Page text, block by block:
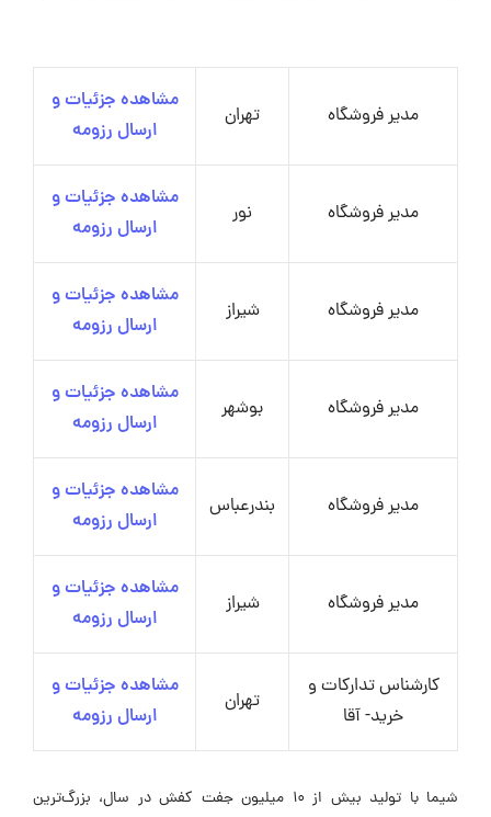
مدیر فروشگاه تهران
مشاهده جزئیات و
ارسال رزومه
مدیر فروشگاه نور
مشاهده جزئیات و
ارسال رزومه
مدیر فروشگاه شیراز
مشاهده جزئیات و
ارسال رزومه
مدیر فروشگاه بوشهر
مشاهده جزئیات و
ارسال رزومه
مدیر فروشگاه بندرعباس
مشاهده جزئیات و
ارسال رزومه
مدیر فروشگاه شیراز
مشاهده جزئیات و
ارسال رزومه
کارشناس تدارکات و
خرید- آقا
تهران
مشاهده جزئیات و
ارسال رزومه
شیما با تولید بیش از ۱۰ میلیون جفت کفش در سال، بزرگ‌ترین